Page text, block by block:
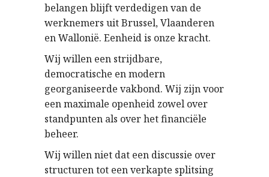
belangen blijft verdedigen van de
werknemers uit Brussel, Vlaanderen
en Wallonië. Eenheid is onze kracht.
Wij willen een strijdbare,
democratische en modern
georganiseerde vakbond. Wij zijn voor
een maximale openheid zowel over
standpunten als over het financiële
beheer.
Wij willen niet dat een discussie over
structuren tot een verkapte splitsing